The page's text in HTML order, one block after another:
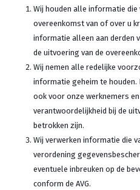
Wij houden alle informatie
overeenkomst van of over u
informatie alleen aan derden
de uitvoering van de
Wij nemen alle redelijke
informatie geheim te
ook voor onze werknemers
verantwoordelijkheid bij de
betrokken zijn.
Wij verwerken informatie die
verordening
eventuele inbreuken op de
conform de AVG.